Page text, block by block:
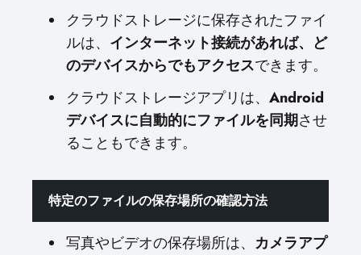
クラウドストレージに保存されたファイ
ルは、 インターネット接続があれば、ど
のデバイスからでもアクセスできます。
クラウドストレージアプリは、 Android
デバイスに自動的にファイルを同期させ
ることもできます。
特定のファイルの保存場所の確認方法
写真やビデオの保存場所は、 カメラアプ